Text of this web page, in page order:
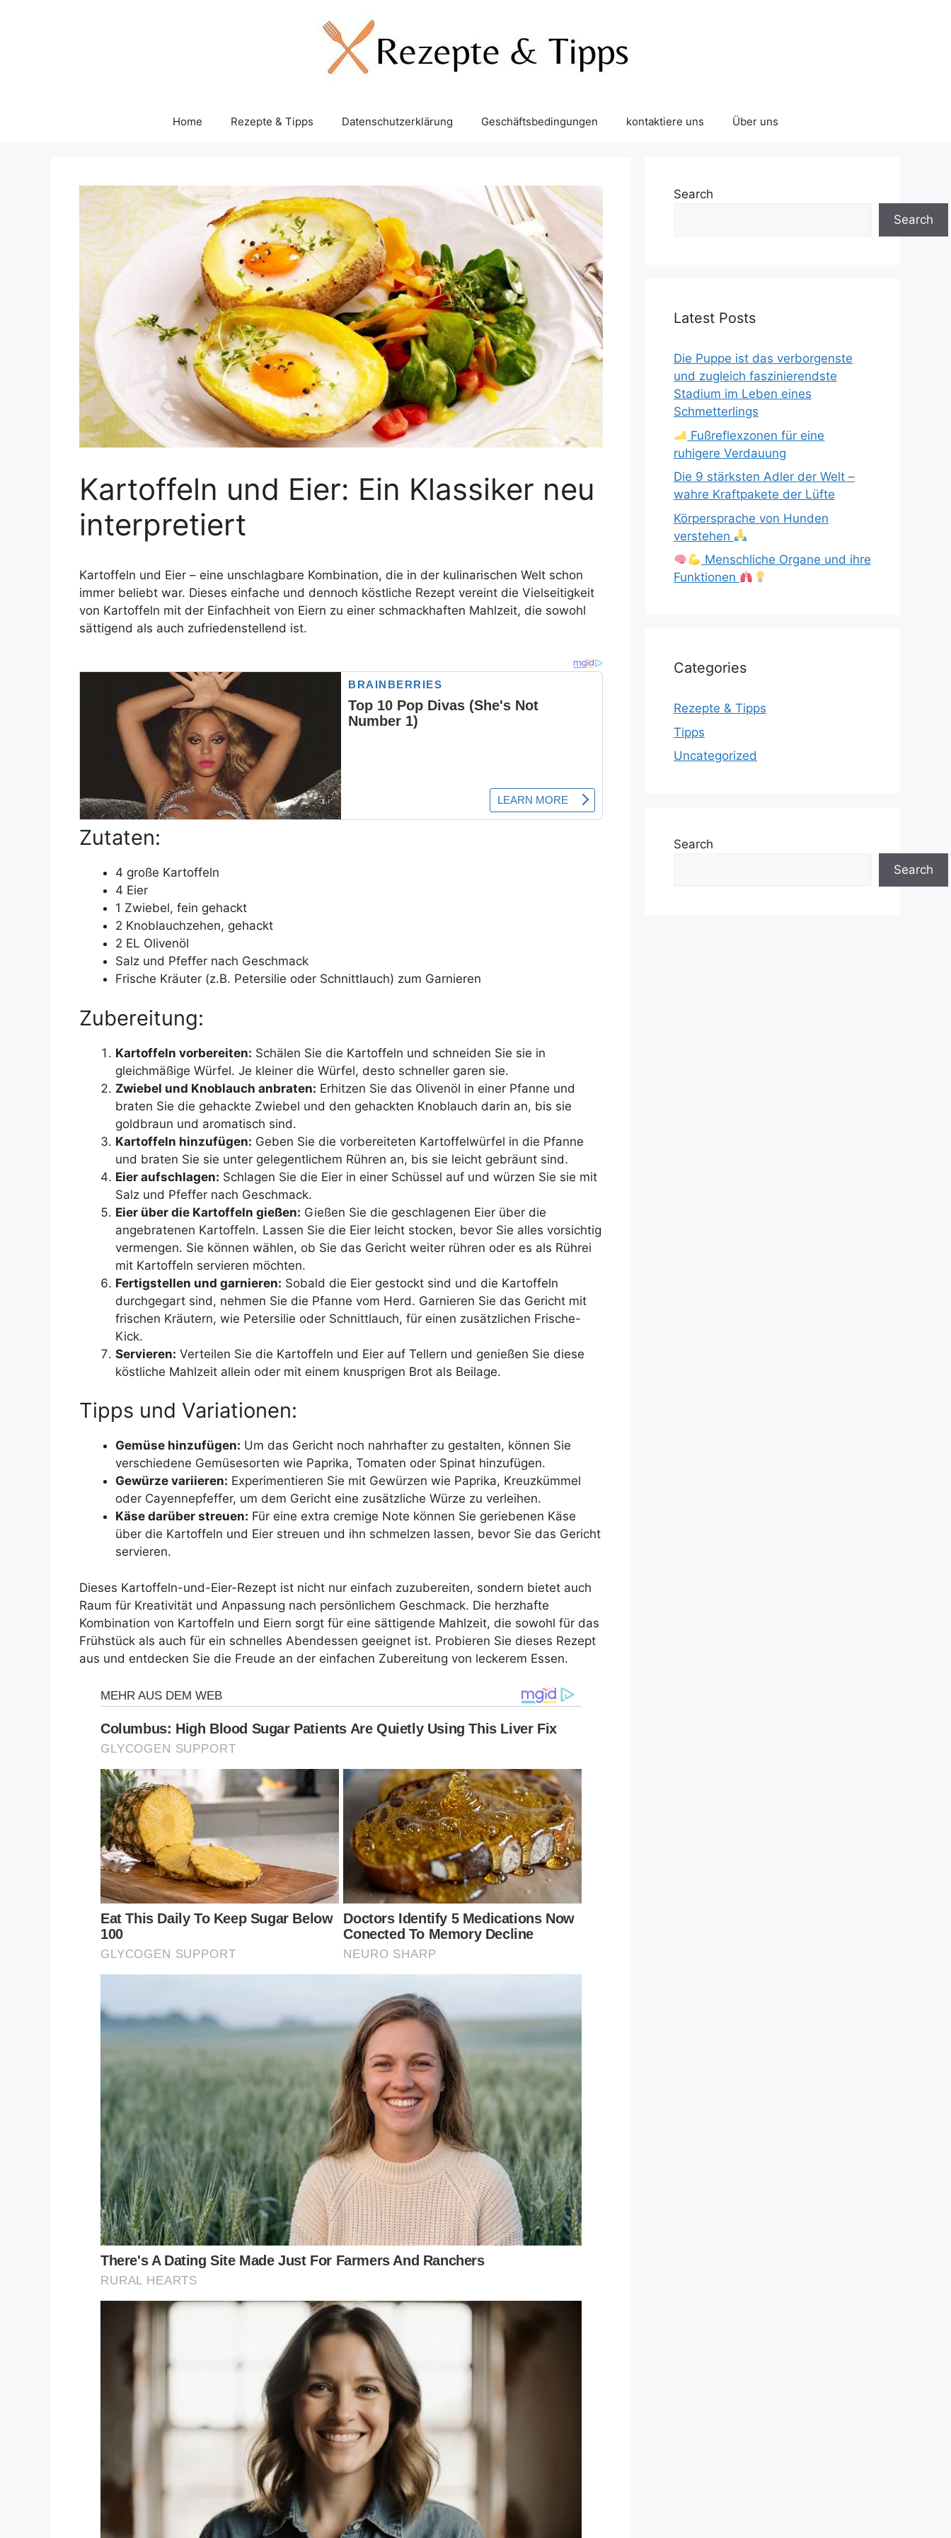
Home Rezepte & Tipps Datenschutzerklärung Geschäftsbedingungen kontaktiere uns Über uns
Kartoffeln und Eier: Ein Klassiker neu
interpretiert
Kartoffeln und Eier – eine unschlagbare Kombination, die in der kulinarischen Welt schon
immer beliebt war. Dieses einfache und dennoch köstliche Rezept vereint die Vielseitigkeit
von Kartoffeln mit der Einfachheit von Eiern zu einer schmackhaften Mahlzeit, die sowohl
sättigend als auch zufriedenstellend ist.
Zutaten:
4 große Kartoffeln
4 Eier
1 Zwiebel, fein gehackt
2 Knoblauchzehen, gehackt
2 EL Olivenöl
Salz und Pfeffer nach Geschmack
Frische Kräuter (z.B. Petersilie oder Schnittlauch) zum Garnieren
Zubereitung:
Kartoffeln vorbereiten: Schälen Sie die Kartoffeln und schneiden Sie sie in
gleichmäßige Würfel. Je kleiner die Würfel, desto schneller garen sie.
Zwiebel und Knoblauch anbraten: Erhitzen Sie das Olivenöl in einer Pfanne und
braten Sie die gehackte Zwiebel und den gehackten Knoblauch darin an, bis sie
goldbraun und aromatisch sind.
Kartoffeln hinzufügen: Geben Sie die vorbereiteten Kartoffelwürfel in die Pfanne
und braten Sie sie unter gelegentlichem Rühren an, bis sie leicht gebräunt sind.
Eier aufschlagen: Schlagen Sie die Eier in einer Schüssel auf und würzen Sie sie mit
Salz und Pfeffer nach Geschmack.
Eier über die Kartoffeln gießen: Gießen Sie die geschlagenen Eier über die
angebratenen Kartoffeln. Lassen Sie die Eier leicht stocken, bevor Sie alles vorsichtig
vermengen. Sie können wählen, ob Sie das Gericht weiter rühren oder es als Rührei
mit Kartoffeln servieren möchten.
Fertigstellen und garnieren: Sobald die Eier gestockt sind und die Kartoffeln
durchgegart sind, nehmen Sie die Pfanne vom Herd. Garnieren Sie das Gericht mit
frischen Kräutern, wie Petersilie oder Schnittlauch, für einen zusätzlichen Frische-
Kick.
Servieren: Verteilen Sie die Kartoffeln und Eier auf Tellern und genießen Sie diese
köstliche Mahlzeit allein oder mit einem knusprigen Brot als Beilage.
Tipps und Variationen:
Gemüse hinzufügen: Um das Gericht noch nahrhafter zu gestalten, können Sie
verschiedene Gemüsesorten wie Paprika, Tomaten oder Spinat hinzufügen.
Gewürze variieren: Experimentieren Sie mit Gewürzen wie Paprika, Kreuzkümmel
oder Cayennepfeffer, um dem Gericht eine zusätzliche Würze zu verleihen.
Käse darüber streuen: Für eine extra cremige Note können Sie geriebenen Käse
über die Kartoffeln und Eier streuen und ihn schmelzen lassen, bevor Sie das Gericht
servieren.
Dieses Kartoffeln-und-Eier-Rezept ist nicht nur einfach zuzubereiten, sondern bietet auch
Raum für Kreativität und Anpassung nach persönlichem Geschmack. Die herzhafte
Kombination von Kartoffeln und Eiern sorgt für eine sättigende Mahlzeit, die sowohl für das
Frühstück als auch für ein schnelles Abendessen geeignet ist. Probieren Sie dieses Rezept
aus und entdecken Sie die Freude an der einfachen Zubereitung von leckerem Essen.
Search
Search
Latest Posts
Die Puppe ist das verborgenste
und zugleich faszinierendste
Stadium im Leben eines
Schmetterlings
Fußreflexzonen für eine
ruhigere Verdauung
Die 9 stärksten Adler der Welt –
wahre Kraftpakete der Lüfte
Körpersprache von Hunden
verstehen
Menschliche Organe und ihre
Funktionen
Categories
Rezepte & Tipps
Tipps
Uncategorized
Search
Search